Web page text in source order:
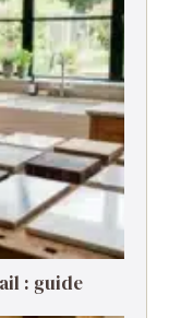
: guide